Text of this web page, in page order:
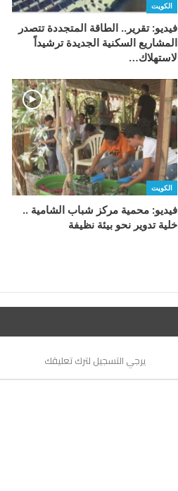
الكويت
فيديو: تقرير.. الطاقة المتجددة تتصدر
المشاريع السكنية الجديدة ترشيداً
لاستهلاك…
الكويت
فيديو: محمية مركز شباب الشامية ..
خلية تدوير نحو بيئة نظيفة
يرجي التسجيل لترك تعليقك